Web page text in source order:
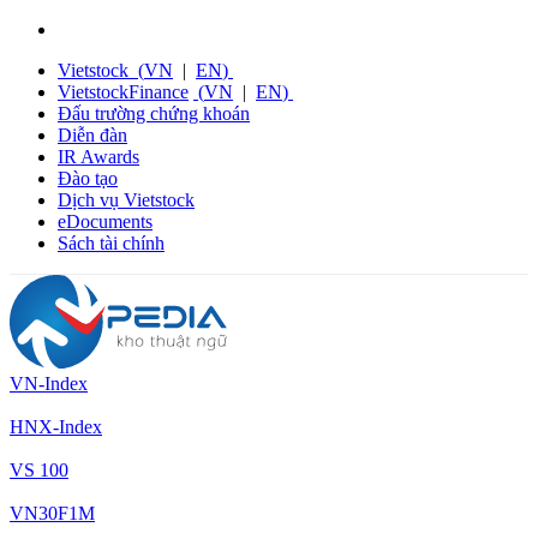
Vietstock (VN | EN)
VietstockFinance (VN | EN)
Đấu trường chứng khoán
Diễn đàn
IR Awards
Đào tạo
Dịch vụ Vietstock
eDocuments
Sách tài chính
VN-Index
HNX-Index
VS 100
VN30F1M